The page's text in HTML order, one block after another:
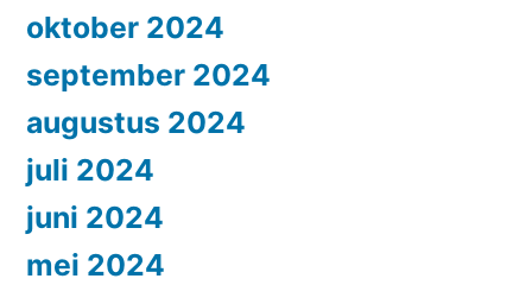
oktober 2024
september 2024
augustus 2024
juli 2024
juni 2024
mei 2024